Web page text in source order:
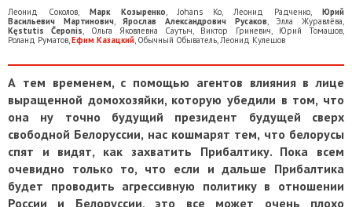
Леонид Соколов, Марк Козыренко,Johans Ko,Леонид Радченко, Юрий
Васильевич Мартинович,Ярослав Александрович Русаков,Элла Журавлёва,
Kęstutis Čeponis, Ольга Яковлевна Саутыч, Виктор Гриневич, Юрий Томашов,
Роланд Руматов,Ефим Казацкий, Обычный Обыватель,Леонид Кулешов
А тем временем, с помощью агентов влияния в лице
выращенной домохозяйки, которую убедили в том, что
она ну точно будущий президент будущей сверх
свободной Белоруссии, нас кошмарят тем, что белорусы
спят и видят, как захватить Прибалтику. Пока всем
очевидно только то, что если и дальше Прибалтика
будет проводить агрессивную политику в отношении
России и Белоруссии, это все может очень плохо